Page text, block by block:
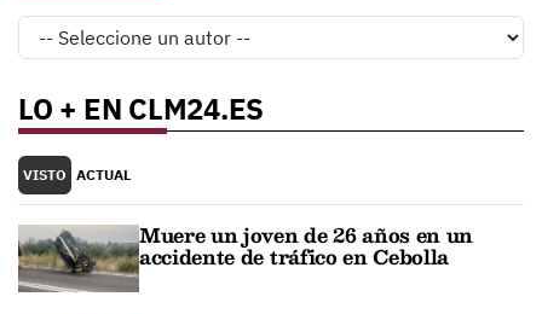
LO + EN CLM24.ES
VISTO ACTUAL
Muere un joven de 26 años en un
accidente de tráfico en Cebolla